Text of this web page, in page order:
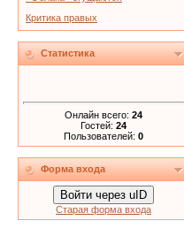
Критика правых
Статистика
Онлайн всего: 24
Гостей: 24
Пользователей: 0
Форма входа
Войти через uID
Старая форма входа